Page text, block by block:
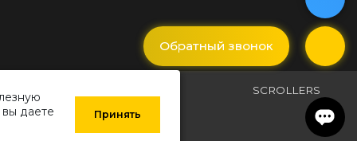
в каталоге, носит
SCROLLERS
Обратный звонок
даете
Принять